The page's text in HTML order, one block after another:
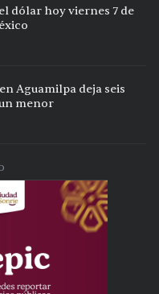
dólar hoy viernes 7 de
Aguamilpa deja seis
menor